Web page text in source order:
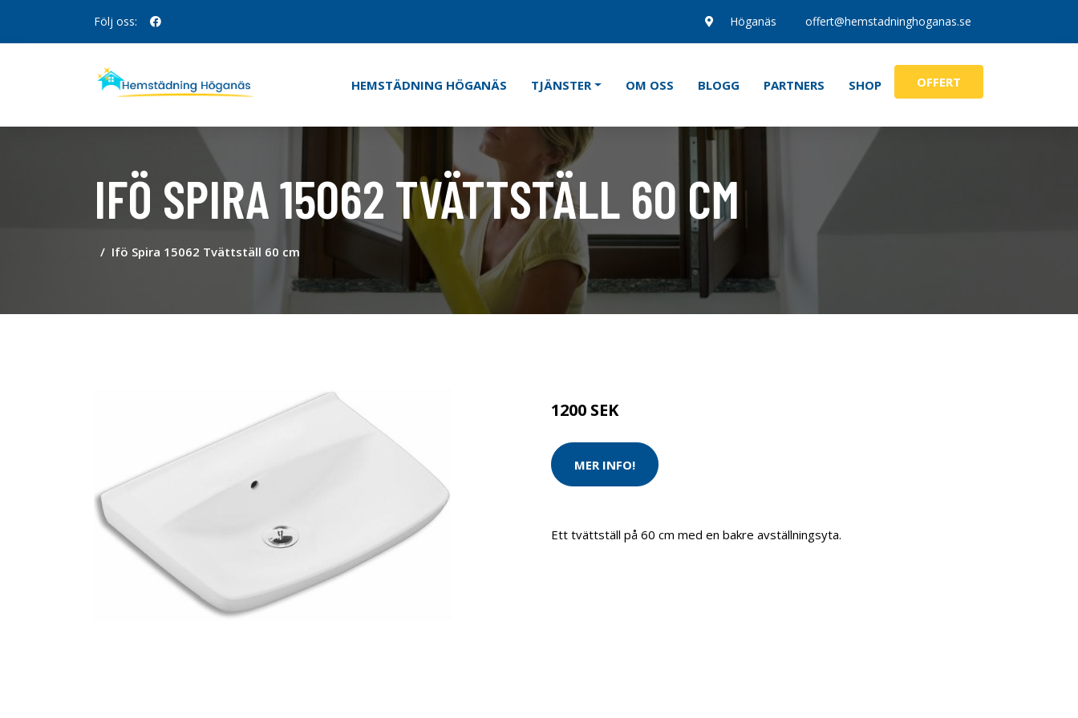
Följ oss: Höganäs offert@hemstadninghoganas.se
HEMSTÄDNING HÖGANÄS TJÄNSTER OM OSS BLOGG PARTNERS SHOP OFFERT
IFÖ SPIRA 15062 TVÄTTSTÄLL 60 CM
Ifö Spira 15062 Tvättställ 60 cm
1200 SEK
MER INFO!
Ett tvättställ på 60 cm med en bakre avställningsyta.